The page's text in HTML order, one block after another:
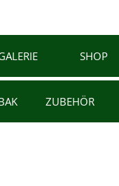
SHOP
ZUBEHÖR